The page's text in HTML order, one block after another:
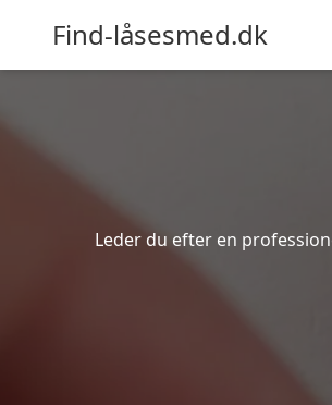
Find-låsesmed.dk
Leder du efter en